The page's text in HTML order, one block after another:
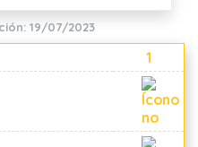
19/07/2023
1